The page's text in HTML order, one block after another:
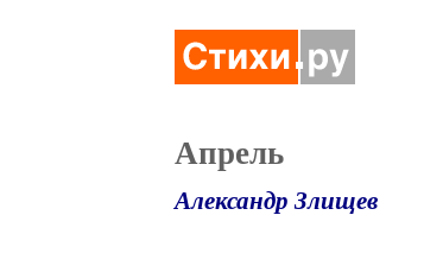
Апрель
Александр Злищев